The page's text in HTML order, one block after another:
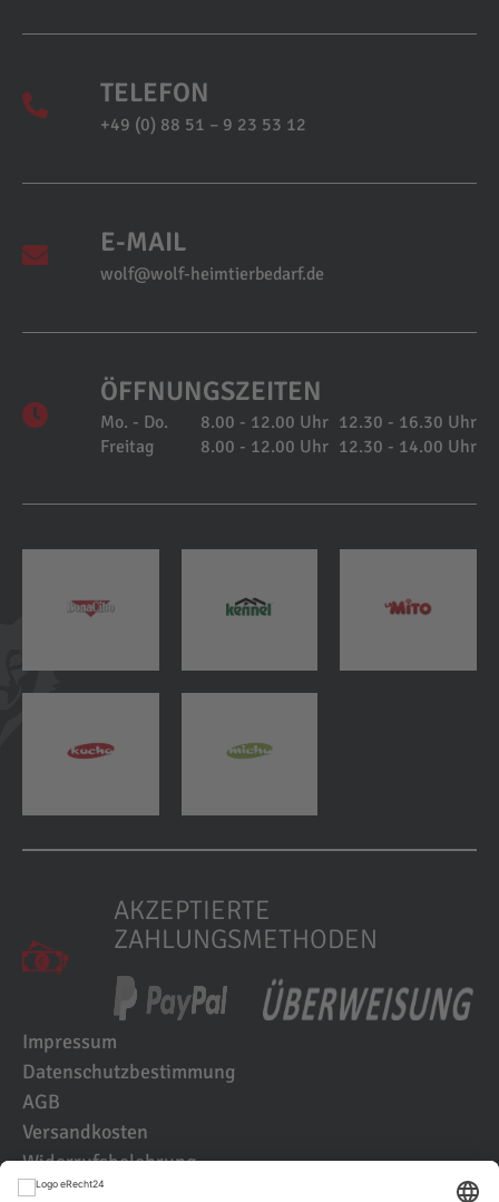
TELEFON
+49 (0) 88 51 – 9 23 53 12
E-MAIL
wolf@wolf-heimtierbedarf.de
ÖFFNUNGSZEITEN
Mo. - Do. 8.00 - 12.00 Uhr 12.30 - 16.30 Uhr
Freitag
8.00 - 12.00 Uhr 12.30 - 14.00 Uhr
AKZEPTIERTE
ZAHLUNGSMETHODEN
Impressum
Datenschutzbestimmung
AGB
Versandkosten
Widerrufsbelehrung
Kundenbewertungen